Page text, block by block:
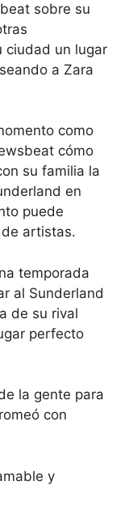
sobre su
ciudad un lugar
a Zara
como
cómo
su familia la
en
puede
artistas.
temporada
al Sunderland
de su rival
perfecto
la gente para
con
y